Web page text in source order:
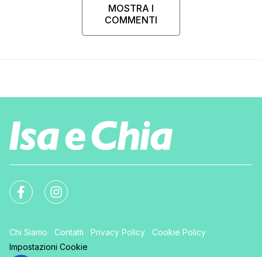
MOSTRA I
COMMENTI
Chi Siamo Contatti Privacy Policy
Cookie Policy
Impostazioni Cookie